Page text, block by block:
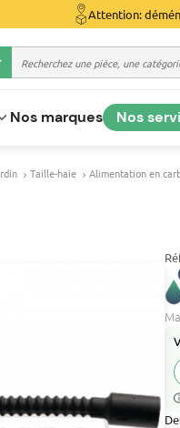
Attention:
Nos marques Nos
Taille-haie Alimentation en